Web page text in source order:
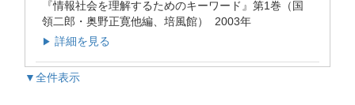
『情報社会を理解するためのキーワード』第1巻（国
領二郎・奥野正寛他編、培風館） 2003年
▶ 詳細を見る
▼全件表示